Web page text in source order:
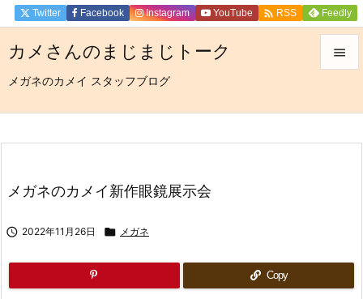
カメさんのまじまじトーク
メガネのカメイ スタッフブログ

サイド
Twitter Facebook Instagram YouTube  RSS Feedly
メガネのカメイ新作眼鏡展示会
 2022年11月26日  メガネ
Copy